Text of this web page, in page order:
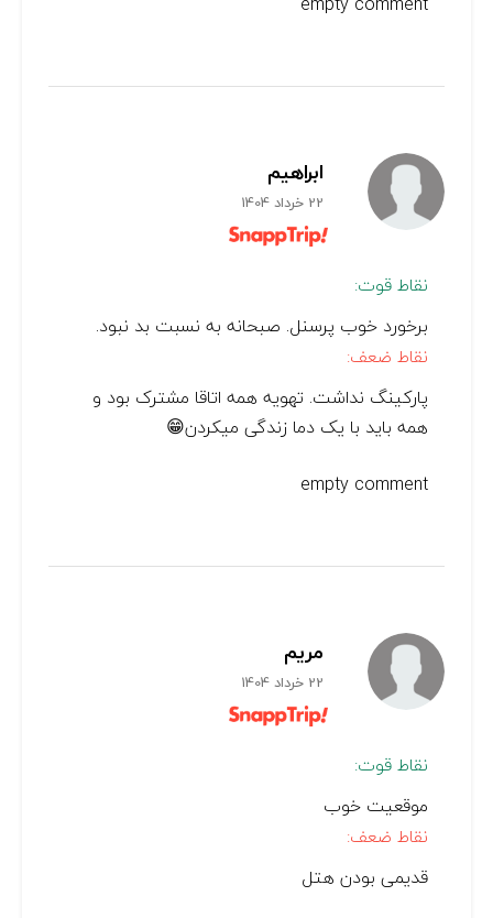
ابراهیم
22 خرداد 1404
نقاط قوت:
برخورد خوب پرسنل. صبحانه به نسبت بد نبود.
نقاط ضعف:
پارکینگ نداشت. تهویه همه اتاقا مشترک بود و
همه باید با یک دما زندگی میکردن😁
empty comment
مریم
22 خرداد 1404
نقاط قوت:
موقعیت خوب
نقاط ضعف:
قدیمی بودن هتل